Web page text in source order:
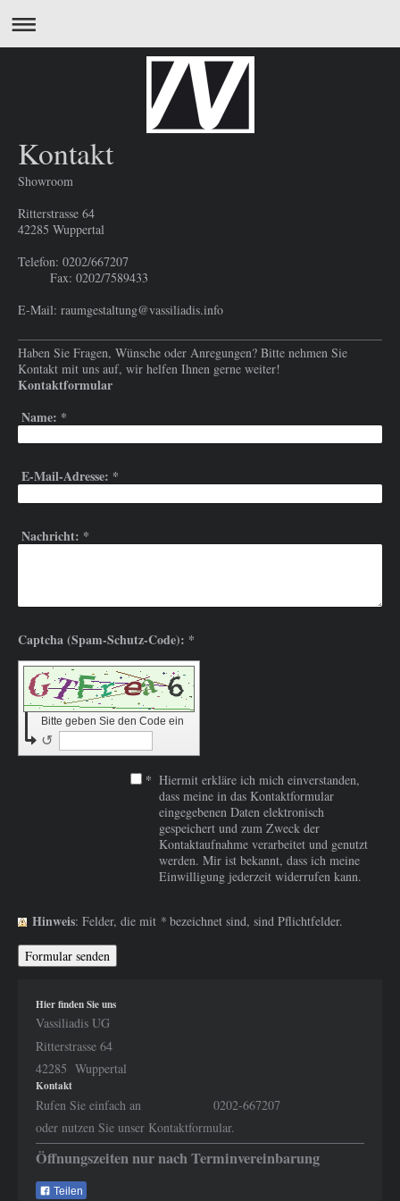
Kontakt
Showroom
Ritterstrasse 64
42285 Wuppertal
Telefon: 0202/667207
Fax: 0202/7589433
E-Mail: raumgestaltung@vassiliadis.info
Haben Sie Fragen, Wünsche oder Anregungen? Bitte nehmen Sie
Kontakt mit uns auf, wir helfen Ihnen gerne weiter!
Kontaktformular
Name: *
E-Mail-Adresse: *
Nachricht: *
Captcha (Spam-Schutz-Code): *
Bitte geben Sie den Code ein
↺
* Hiermit erkläre ich mich einverstanden,
dass meine in das Kontaktformular
eingegebenen Daten elektronisch
gespeichert und zum Zweck der
Kontaktaufnahme verarbeitet und genutzt
werden. Mir ist bekannt, dass ich meine
Einwilligung jederzeit widerrufen kann.
Hinweis : Felder, die mit * bezeichnet sind, sind Pflichtfelder.
Hier finden Sie uns
Vassiliadis UG
Ritterstrasse 64
42285 Wuppertal
Kontakt
Rufen Sie einfach an 0202-667207
oder nutzen Sie unser Kontaktformular.
Öffnungszeiten nur nach Terminvereinbarung
Teilen